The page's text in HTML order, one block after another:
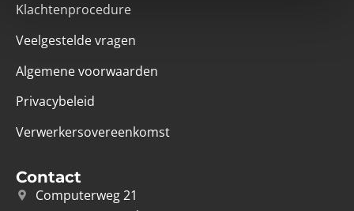
Klachtenprocedure
Veelgestelde vragen
Algemene voorwaarden
Privacybeleid
Verwerkersovereenkomst
Contact
Computerweg 21